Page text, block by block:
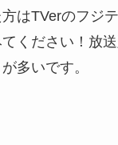
はTVerのフジ
ください！放
多いです。